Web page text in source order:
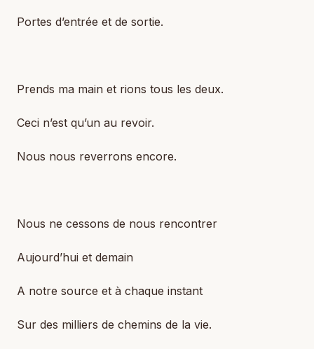
Portes d’entrée et de sortie.
Prends ma main et rions tous les deux.
Ceci n’est qu’un au revoir.
Nous nous reverrons encore.
Nous ne cessons de nous rencontrer
Aujourd’hui et demain
A notre source et à chaque instant
Sur des milliers de chemins de la vie.